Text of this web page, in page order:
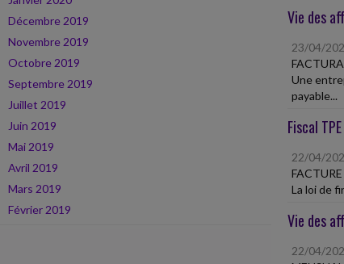
Décembre 2019
Novembre 2019
Octobre 2019
Septembre 2019
Juillet 2019
Juin 2019
Mai 2019
Avril 2019
Mars 2019
Février 2019
Vie des
23/04/
Une
payable...
Fiscal TPE
22/04/
La loi de
Vie des
22/04/